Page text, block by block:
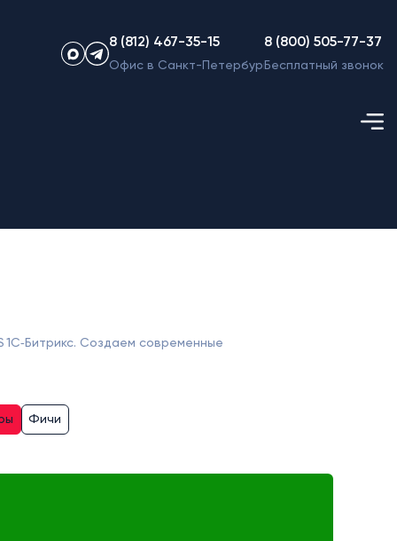
8 (812) 467-35-15
Офис в Санкт-Петербурге
8 (800) 505-77-37
Бесплатный звонок
Создаем современные
Фичи